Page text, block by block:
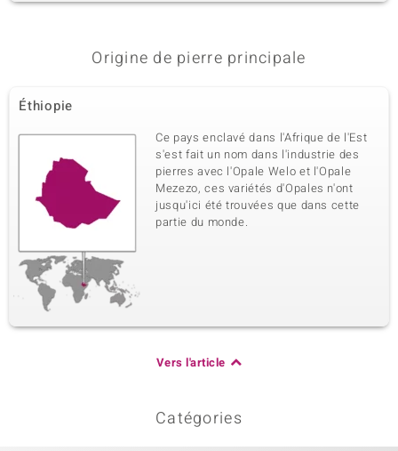
Origine de pierre principale
Éthiopie
Ce pays enclavé dans l'Afrique de l'Est
s'est fait un nom dans l'industrie des
pierres avec l'Opale Welo et l'Opale
Mezezo, ces variétés d'Opales n'ont
jusqu'ici été trouvées que dans cette
partie du monde.
Vers l'article
Catégories